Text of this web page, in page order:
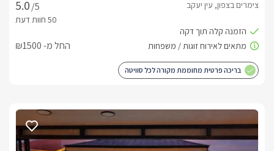
/5
צימרים בצפון, עין יעקב
החל מ- ₪1500
בריכה פרטית מחוממת מקורה לכל סוויטה